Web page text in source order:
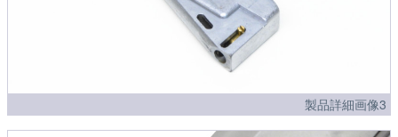
製品詳細画像3